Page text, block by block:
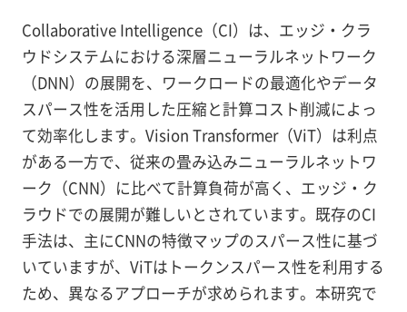
Collaborative Intelligence（CI）は、エッジ・クラ
ウドシステムにおける深層ニューラルネットワーク
（DNN）の展開を、ワークロードの最適化やデータ
スパース性を活用した圧縮と計算コスト削減によっ
て効率化します。Vision Transformer（ViT）は利点
がある一方で、従来の畳み込みニューラルネットワ
ーク（CNN）に比べて計算負荷が高く、エッジ・ク
ラウドでの展開が難しいとされています。既存のCI
手法は、主にCNNの特徴マップのスパース性に基づ
いていますが、ViTはトークンスパース性を利用する
ため、異なるアプローチが求められます。本研究で